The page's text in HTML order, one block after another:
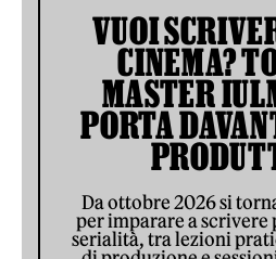
VUOI
CINEMA?
MASTER
PORTA
Da ottobre 2026 si
per imparare a scrivere
serialità, tra lezioni